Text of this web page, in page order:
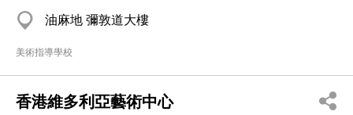
油麻地 彌敦道大樓
美術指導學校
香港維多利亞藝術中心